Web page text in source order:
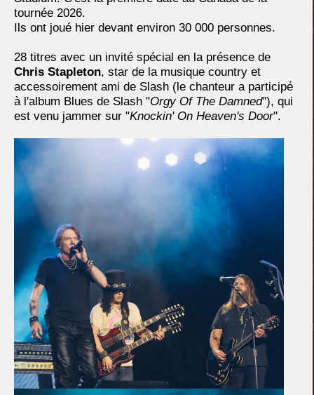
tournée 2026.
Ils ont joué hier devant environ 30 000 personnes.
28 titres avec un invité spécial en la présence de
Chris Stapleton, star de la musique country et
accessoirement ami de Slash (le chanteur a participé
à l'album Blues de Slash "Orgy Of The Damned"), qui
est venu jammer sur "Knockin' On Heaven's Door".